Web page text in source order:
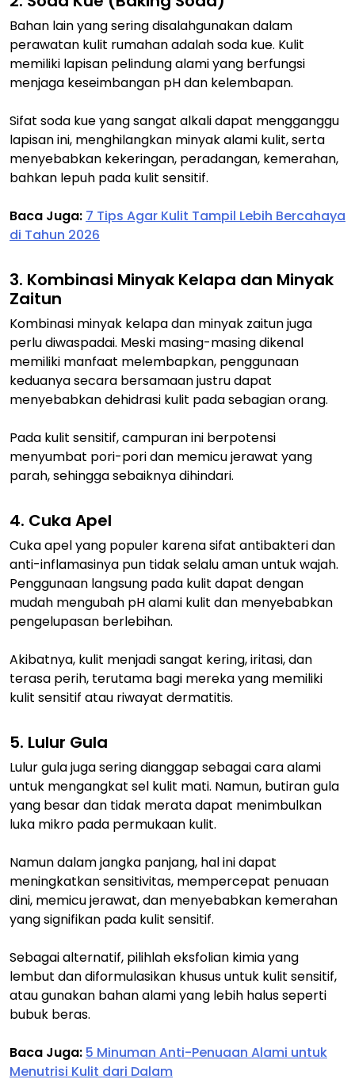
Bahan lain yang sering disalahgunakan dalam
perawatan kulit rumahan adalah soda kue. Kulit
memiliki lapisan pelindung alami yang berfungsi
menjaga keseimbangan pH dan kelembapan.
Sifat soda kue yang sangat alkali dapat mengganggu
lapisan ini, menghilangkan minyak alami kulit, serta
menyebabkan kekeringan, peradangan, kemerahan,
bahkan lepuh pada kulit sensitif.
Baca Juga: 7 Tips Agar Kulit Tampil Lebih Bercahaya
di Tahun 2026
3. Kombinasi Minyak Kelapa dan Minyak
Zaitun
Kombinasi minyak kelapa dan minyak zaitun juga
perlu diwaspadai. Meski masing-masing dikenal
memiliki manfaat melembapkan, penggunaan
keduanya secara bersamaan justru dapat
menyebabkan dehidrasi kulit pada sebagian orang.
Pada kulit sensitif, campuran ini berpotensi
menyumbat pori-pori dan memicu jerawat yang
parah, sehingga sebaiknya dihindari.
4. Cuka Apel
Cuka apel yang populer karena sifat antibakteri dan
anti-inflamasinya pun tidak selalu aman untuk wajah.
Penggunaan langsung pada kulit dapat dengan
mudah mengubah pH alami kulit dan menyebabkan
pengelupasan berlebihan.
Akibatnya, kulit menjadi sangat kering, iritasi, dan
terasa perih, terutama bagi mereka yang memiliki
kulit sensitif atau riwayat dermatitis.
5. Lulur Gula
Lulur gula juga sering dianggap sebagai cara alami
untuk mengangkat sel kulit mati. Namun, butiran gula
yang besar dan tidak merata dapat menimbulkan
luka mikro pada permukaan kulit.
Namun dalam jangka panjang, hal ini dapat
meningkatkan sensitivitas, mempercepat penuaan
dini, memicu jerawat, dan menyebabkan kemerahan
yang signifikan pada kulit sensitif.
Sebagai alternatif, pilihlah eksfolian kimia yang
lembut dan diformulasikan khusus untuk kulit sensitif,
atau gunakan bahan alami yang lebih halus seperti
bubuk beras.
Baca Juga: 5 Minuman Anti-Penuaan Alami untuk
Menutrisi Kulit dari Dalam